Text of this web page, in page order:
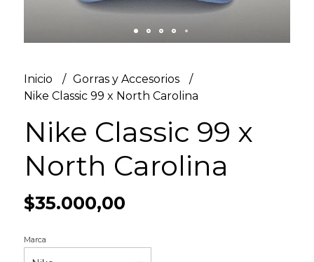
Inicio
Gorras y Accesorios
Nike Classic 99 x North Carolina
Nike Classic 99 x
North Carolina
$35.000,00
Marca